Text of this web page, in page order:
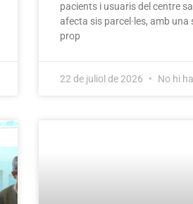
pacients i usuaris del centre
afecta sis parcel·les, amb
prop
22 de juliol de 2026 No hi